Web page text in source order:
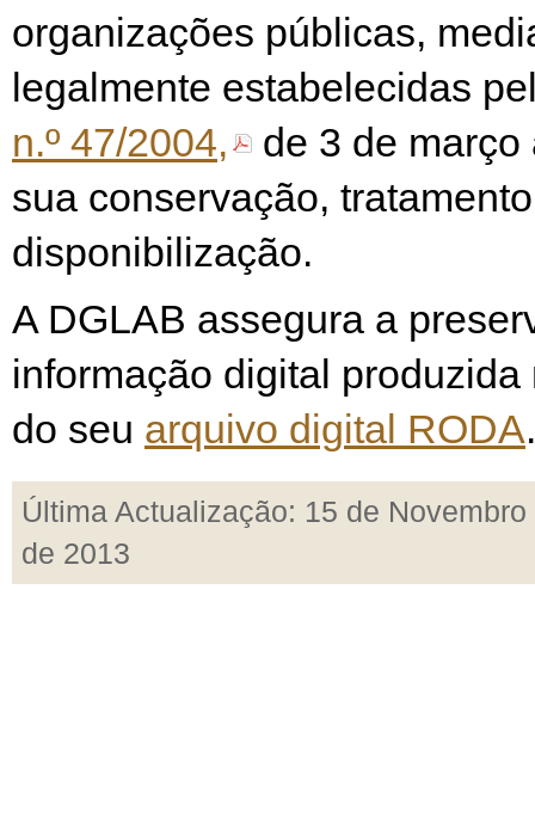
organizações públicas,
legalmente estabelecidas
n.º 47/2004,
de 3 de
sua conservação,
disponibilização.
A DGLAB assegura a
informação digital produzida
do seu arquivo digital RODA.
Última Actualização: 15 de Novembro
de 2013